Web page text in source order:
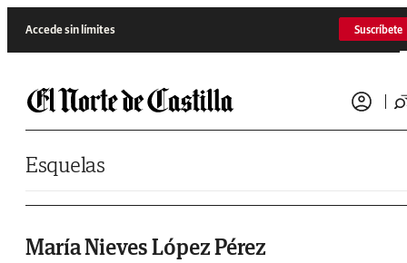
Accede sin límites Suscríbete
Esquelas
María Nieves López Pérez